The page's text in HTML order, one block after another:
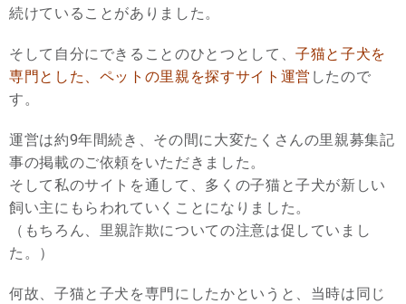
続けていることがありました。
そして自分にできることのひとつとして、子猫と子犬を
専門とした、ペットの里親を探すサイト運営 したので
す。
運営は約9年間続き、その間に大変たくさんの里親募集記
事の掲載のご依頼をいただきました。
そして私のサイトを通して、多くの子猫と子犬が新しい
飼い主にもらわれていくことになりました。
（もちろん、里親詐欺についての注意は促していまし
た。）
何故、子猫と子犬を専門にしたかというと、当時は同じ